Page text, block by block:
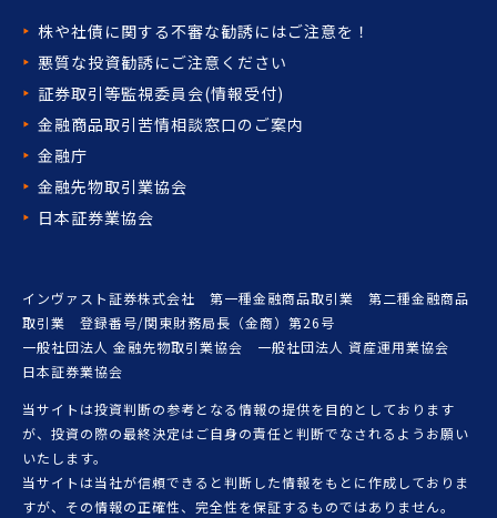
株や社債に関する不審な勧誘にはご注意を！
悪質な投資勧誘にご注意ください
証券取引等監視委員会(情報受付)
金融商品取引苦情相談窓口の ご案内
金融庁
金融先物取引業協会
日本証券業協会
インヴァスト証券株式会社 第一種金融商品取引業 第二種金融商品
取引業 登録番号/関東財務局長（金商）第26号
一般社団法人 金融先物取引業協会 一般社団法人 資産運用業協会
日本証券業協会
当サイトは投資判断の参考となる情報の提供を目的としております
が、投資の際の最終決定はご自身の責任と判断でなされるようお願い
いたします。
当サイトは当社が信頼できると判断した情報をもとに作成しておりま
すが、その情報の正確性、完全性を保証するものではありません。